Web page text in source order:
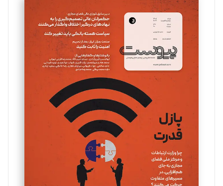
سروش کرمیان
تحریریه
مینا پاکدل
یسنا امان‌پور
تحریریه
ملینا جعفری
تحریریه